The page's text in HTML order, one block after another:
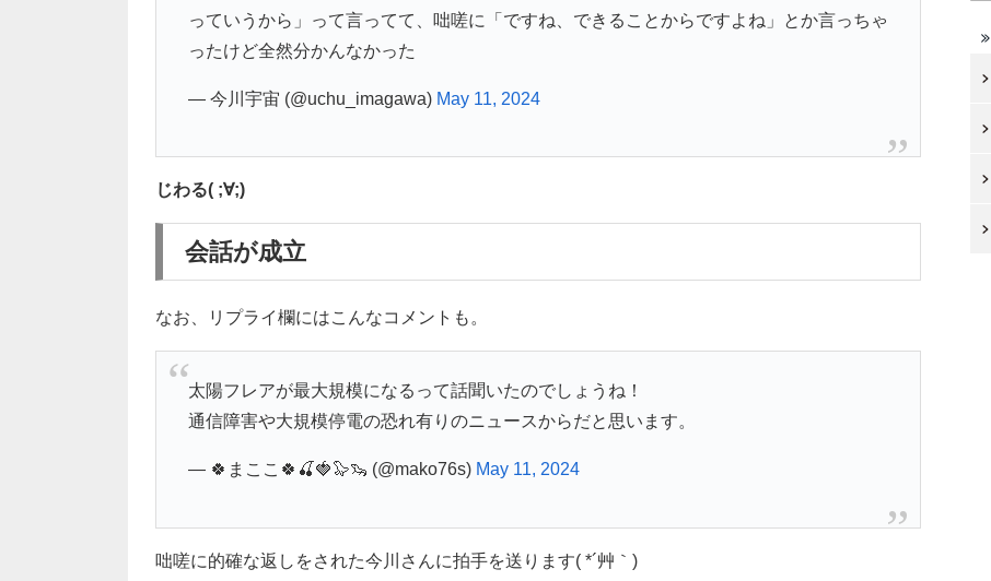
っていうから」って言ってて、咄嗟に「ですね、できることからですよね」とか言っちゃ
ったけど全然分かんなかった
— 今川宇宙 (@uchu_imagawa) May 11, 2024
じわる( ;∀;)
会話が成立
なお、リプライ欄にはこんなコメントも。
太陽フレアが最大規模になるって話聞いたのでしょうね！
通信障害や大規模停電の恐れ有りのニュースからだと思います。
— 🍀まここ🍀🍒🍓🦭🦦 (@mako76s) May 11, 2024
咄嗟に的確な返しをされた今川さんに拍手を送ります( *´艸｀)